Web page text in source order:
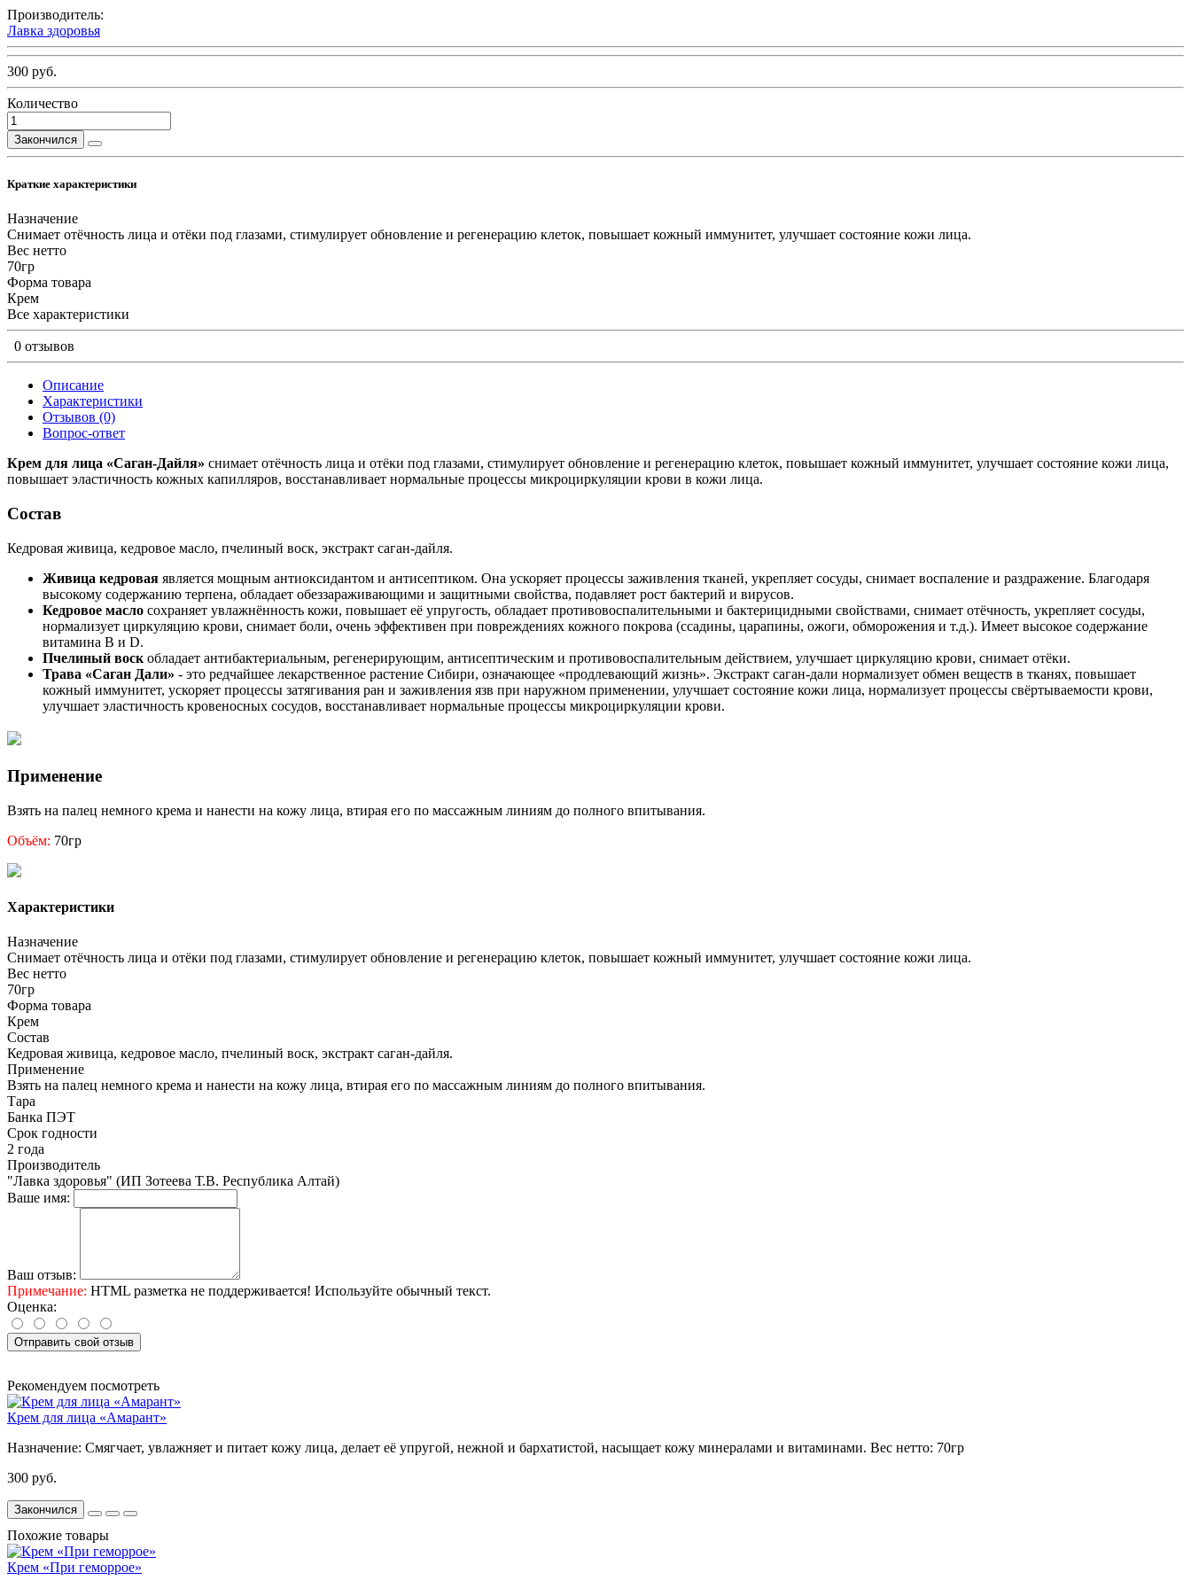
Производитель:
Лавка здоровья
300 руб.
Количество
Закончился
Краткие характеристики
Назначение
Снимает отёчность лица и отёки под глазами, стимулирует обновление и регенерацию клеток, повышает кожный иммунитет, улучшает состояние кожи лица.
Вес нетто
70гр
Форма товара
Крем
Все характеристики
0 отзывов
Описание
Характеристики
Отзывов (0)
Вопрос-ответ
Крем для лица «Саган-Дайля» cнимает отёчность лица и отёки под глазами, стимулирует обновление и регенерацию клеток, повышает кожный иммунитет, улучшает состояние кожи лица,
повышает эластичность кожных капилляров, восстанавливает нормальные процессы микроциркуляции крови в кожи лица.
Состав
Кедровая живица, кедровое масло, пчелиный воск, экстракт саган-дайля.
Живица кедровая является мощным антиоксидантом и антисептиком. Она ускоряет процессы заживления тканей, укрепляет сосуды, снимает воспаление и раздражение. Благодаря
высокому содержанию терпена, обладает обеззараживающими и защитными свойства, подавляет рост бактерий и вирусов.
Кедровое масло сохраняет увлажнённость кожи, повышает её упругость, обладает противовоспалительными и бактерицидными свойствами, снимает отёчность, укрепляет сосуды,
нормализует циркуляцию крови, снимает боли, очень эффективен при повреждениях кожного покрова (ссадины, царапины, ожоги, обморожения и т.д.). Имеет высокое содержание
витамина В и D.
Пчелиный воск обладает антибактериальным, регенерирующим, антисептическим и противовоспалительным действием, улучшает циркуляцию крови, снимает отёки.
Трава «Саган Дали» - это редчайшее лекарственное растение Сибири, означающее «продлевающий жизнь». Экстракт саган-дали нормализует обмен веществ в тканях, повышает
кожный иммунитет, ускоряет процессы затягивания ран и заживления язв при наружном применении, улучшает состояние кожи лица, нормализует процессы свёртываемости крови,
улучшает эластичность кровеносных сосудов, восстанавливает нормальные процессы микроциркуляции крови.
Применение
Взять на палец немного крема и нанести на кожу лица, втирая его по массажным линиям до полного впитывания.
Объём: 70гр
Характеристики
Назначение
Снимает отёчность лица и отёки под глазами, стимулирует обновление и регенерацию клеток, повышает кожный иммунитет, улучшает состояние кожи лица.
Вес нетто
70гр
Форма товара
Крем
Состав
Кедровая живица, кедровое масло, пчелиный воск, экстракт саган-дайля.
Применение
Взять на палец немного крема и нанести на кожу лица, втирая его по массажным линиям до полного впитывания.
Тара
Банка ПЭТ
Срок годности
2 года
Производитель
"Лавка здоровья" (ИП Зотеева Т.В. Республика Алтай)
Ваше имя:
Ваш отзыв:
Примечание: HTML разметка не поддерживается! Используйте обычный текст.
Оценка:
Отправить свой отзыв
Рекомендуем посмотреть
Крем для лица «Амарант»
Назначение: Смягчает, увлажняет и питает кожу лица, делает её упругой, нежной и бархатистой, насыщает кожу минералами и витаминами. Вес нетто: 70гр
300 руб.
Закончился
Похожие товары
Крем «При геморрое»